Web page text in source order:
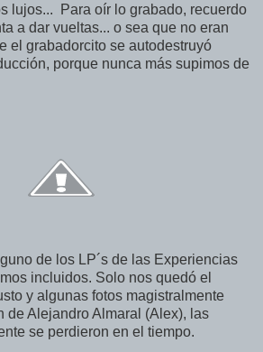
lujos... Para oír lo grabado, recuerdo
a dar vueltas... o sea que no eran
el grabadorcito se autodestruyó
porque nunca más supimos de
de los LP´s de las Experiencias
incluidos. Solo nos quedó el
y algunas fotos magistralmente
de Alejandro Almaral (Alex), las
se perdieron en el tiempo.